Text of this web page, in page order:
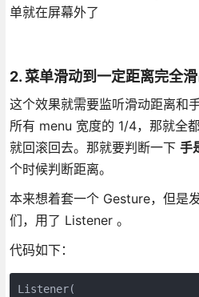
单就在屏幕外了
2. 菜单滑动到一定距离完全
这个效果就需要监听滑动距离和
所有 menu 宽度的 1/4，那就全
就回滚回去。那就要判断一下 手
个时候判断距离。
本来想着套一个 Gesture，但是
们，用了 Listener 。
代码如下：
Listener(